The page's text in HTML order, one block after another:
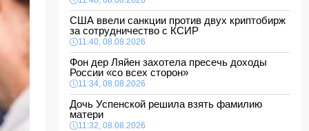
США ввели санкции против двух криптобирж
за сотрудничество с КСИР
11:40, 08.08.2026
Фон дер Ляйен захотела пресечь доходы
России «со всех сторон»
11:34, 08.08.2026
Дочь Успенской решила взять фамилию
матери
11:32, 08.08.2026